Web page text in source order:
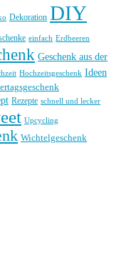
Dekoration DIY
einfach Erdbeeren
Geschenk aus der
Hochzeitsgeschenk Ideen
Rezepte schnell und lecker
Upcycling
Wichtelgeschenk